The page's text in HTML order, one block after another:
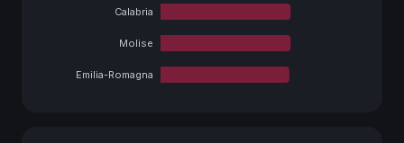
Calabria
Molise
Emilia-Romagna